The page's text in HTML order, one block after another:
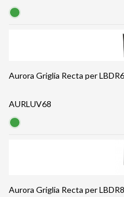
Aurora Griglia Recta per
AURLUV68
Aurora Griglia Recta per